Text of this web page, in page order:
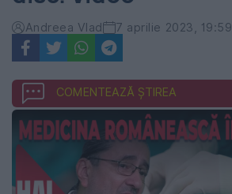
Andreea Vlad 7 aprilie 2023, 19:59
COMENTEAZĂ ȘTIREA